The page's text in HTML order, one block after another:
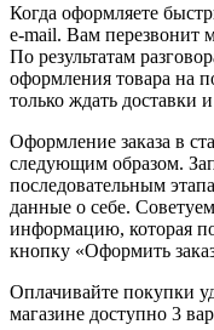
Когда оформляете
e-mail. Вам перезвонит
По результатам
оформления товара на
только ждать доставки
Оформление заказа в
следующим образом.
последовательным
данные о себе.
информацию, которая
кнопку «Оформить
Оплачивайте покупки
магазине доступно 3